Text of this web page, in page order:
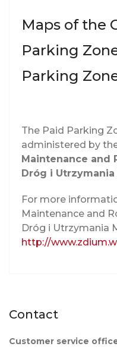
Maps of the
Parking
Parking
The Paid Parking
administered by
Maintenance and
Dróg i
For more
Maintenance and
Dróg i Utrzymania
http://
Contact
Customer service